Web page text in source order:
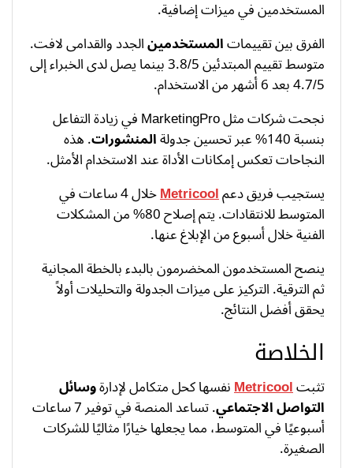
المستخدمين في ميزات إضافية.
الفرق بين تقييماتالمستخدمينالجدد والقدامى لافت.
متوسط تقييم المبتدئين 3.8/5 بينما يصل لدى الخبراء إلى
4.7/5 بعد 6 أشهر من الاستخدام.
نجحت شركات مثل MarketingPro في زيادة التفاعل
بنسبة 140% عبر تحسين جدولة المنشورات. هذه
النجاحات تعكس إمكانات الأداة عند الاستخدام الأمثل.
يستجيب فريق دعمMetricool خلال 4 ساعات في
المتوسط للانتقادات. يتم إصلاح 80% من المشكلات
الفنية خلال أسبوع من الإبلاغ عنها.
ينصح المستخدمون المخضرمون بالبدء بالخطة المجانية
ثم الترقية. التركيز على ميزات الجدولة والتحليلات أولاً
يحقق أفضل النتائج.
الخلاصة
تثبتMetricoolنفسها كحل متكامل لإدارةوسائل
التواصل الاجتماعي . تساعد المنصة في توفير 7 ساعات
أسبوعيًا في المتوسط، مما يجعلها خيارًا مثاليًا للشركات
الصغيرة.